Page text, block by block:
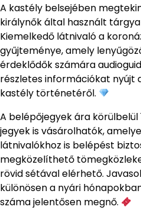
A kastély belsejében
királynők által használt
Kiemelkedő látnivaló a
gyűjteménye, amely
érdeklődők számára
részletes információkat
kastély történetéről.
A belépőjegyek ára körülbelül
jegyek is vásárolhatók,
látnivalókhoz is belépést
megközelíthető
rövid sétával elérhető.
különösen a nyári
száma jelentősen megnő.